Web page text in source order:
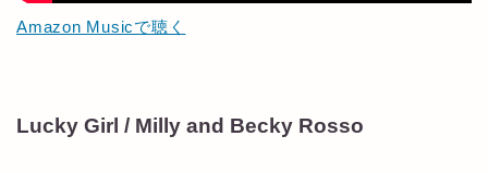
Amazon Musicで聴く
Lucky Girl / Milly and Becky Rosso